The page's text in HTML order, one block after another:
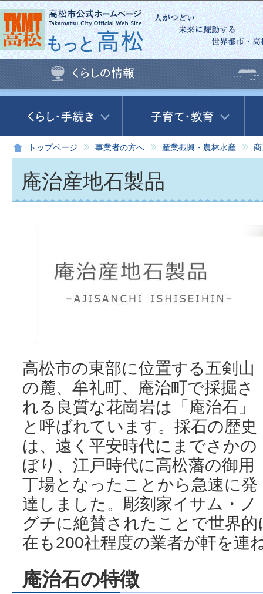
この
トップページ 事業者の方へ 産業振興・農林水産
庵治産地石製品
高松市の東部に位置する五剣山
の麓、牟礼町、庵治町で採掘さ
れる良質な花崗岩は「庵治石」
と呼ばれています。採石の歴史
は、遠く平安時代にまでさかの
ぼり、江戸時代に高松藩の御用
丁場となったことから急速に発
達しました。彫刻家イサム・ノ
グチに絶賛されたことで世界
在も200社程度の業者が軒を連
庵治石の特徴